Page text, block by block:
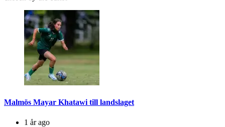
Malmös Mayar Khatawi till landslaget
1 år ago